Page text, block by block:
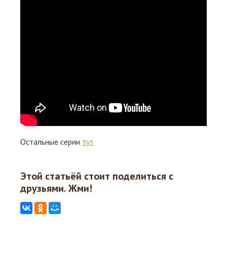
Остальные серии тут
Этой статьёй стоит поделиться с
друзьями. Жми!